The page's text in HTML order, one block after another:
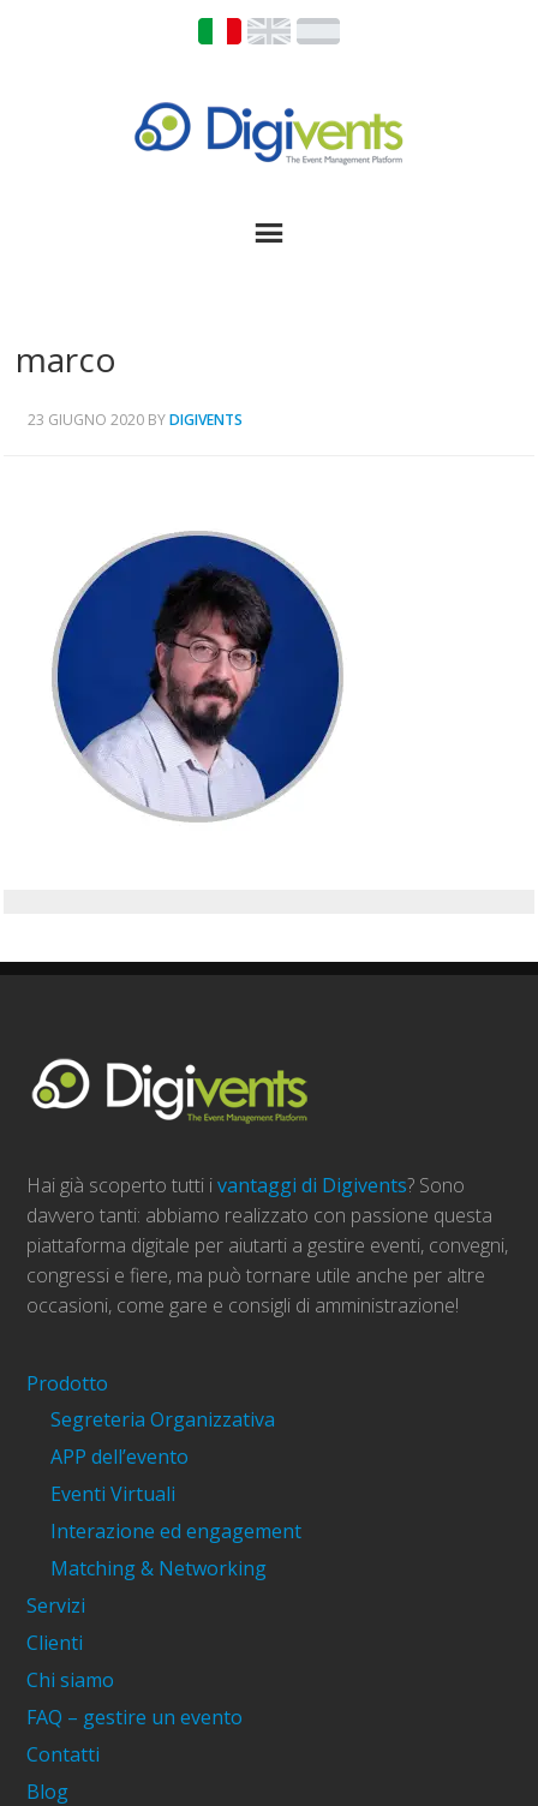
marco
23 GIUGNO 2020 BYDIGIVENTS
Hai già scoperto tutti ivantaggi di Digivents? Sono
davvero tanti: abbiamo realizzato con passione questa
piattaforma digitale per aiutarti a gestire eventi, convegni,
congressi e fiere, ma può tornare utile anche per altre
occasioni, come gare e consigli di amministrazione!
Prodotto
Segreteria Organizzativa
APP dell’evento
Eventi Virtuali
Interazione ed engagement
Matching & Networking
Servizi
Clienti
Chi siamo
FAQ – gestire un evento
Contatti
Blog